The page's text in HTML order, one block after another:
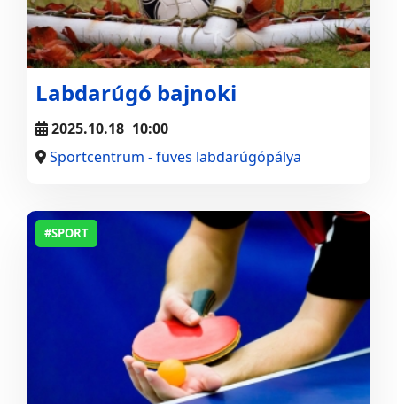
Labdarúgó bajnoki
2025.10.18 10:00
Sportcentrum - füves labdarúgópálya
#SPORT